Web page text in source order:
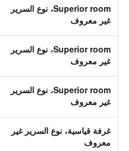
Superior room، نوع السرير
غير معروف
Superior room، نوع السرير
غير معروف
Superior room، نوع السرير
غير معروف
غرفة قياسية، نوع السرير غير
معروف